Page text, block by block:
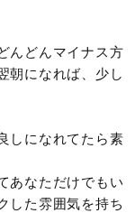
んどんマイナス方
朝になれば、少し
しになれてたら素
あなただけでもい
した雰囲気を持ち